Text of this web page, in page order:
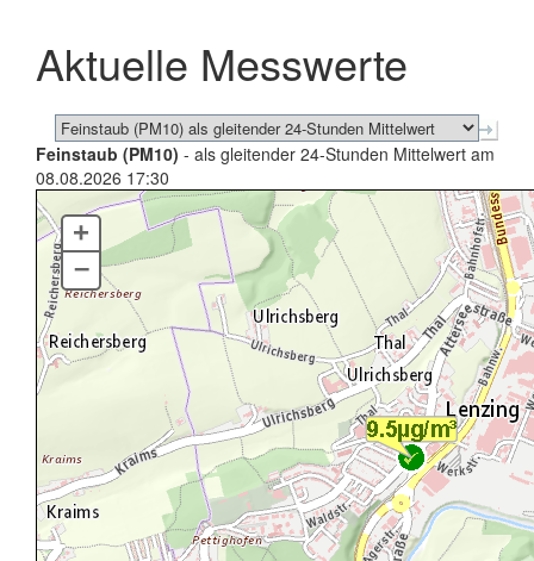
schließen
Aktuelle Messwerte
Feinstaub (PM10) - als gleitender 24-Stunden Mittelwert am
08.08.2026 17:30
+
–